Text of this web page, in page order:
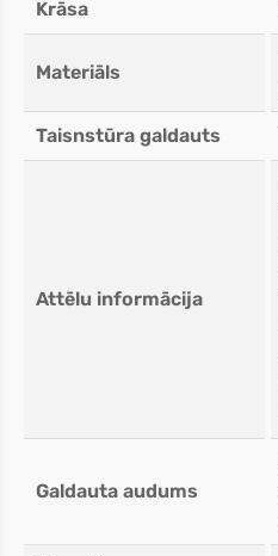
Krāsa
Materiāls
Taisnstūra galdauts
Attēlu informācija
Galdauta audums